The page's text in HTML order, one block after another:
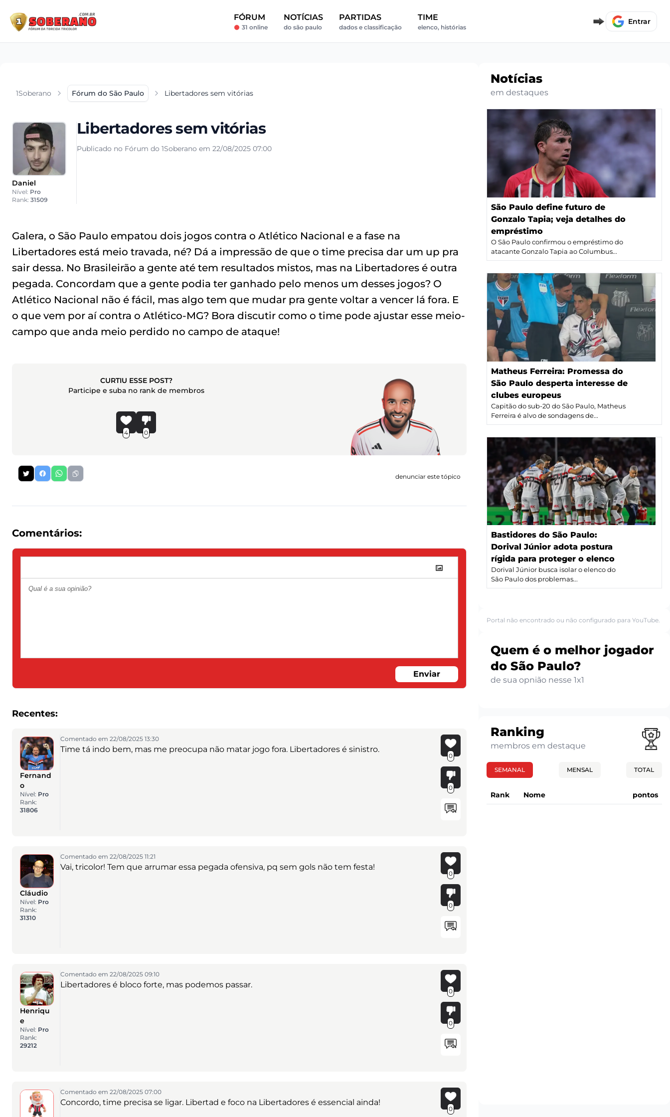
FÓRUM
31 online
NOTÍCIAS
do são paulo
PARTIDAS
dados e classificação
TIME
elenco, histórias
Entrar
1Soberano Fórum do São Paulo Libertadores sem vitórias
Daniel
Nível: Pro
Rank: 31509
Libertadores sem vitórias
Publicado no Fórum do 1Soberano em 22/08/2025 07:00
Galera, o São Paulo empatou dois jogos contra o Atlético Nacional e a fase na
Libertadores está meio travada, né? Dá a impressão de que o time precisa dar um up pra
sair dessa. No Brasileirão a gente até tem resultados mistos, mas na Libertadores é outra
pegada. Concordam que a gente podia ter ganhado pelo menos um desses jogos? O
Atlético Nacional não é fácil, mas algo tem que mudar pra gente voltar a vencer lá fora. E
o que vem por aí contra o Atlético-MG? Bora discutir como o time pode ajustar esse meio-
campo que anda meio perdido no campo de ataque!
CURTIU ESSE POST?
Participe e suba no rank de membros
4 0
denunciar este tópico
Comentários:
Enviar
Recentes:
Fernand
o
Nível: Pro
Rank:
31806
Comentado em 22/08/2025 13:30
Time tá indo bem, mas me preocupa não matar jogo fora. Libertadores é sinistro.
0
0
Cláudio
Nível: Pro
Rank:
31310
Comentado em 22/08/2025 11:21
Vai, tricolor! Tem que arrumar essa pegada ofensiva, pq sem gols não tem festa!
0
0
Henriqu
e
Nível: Pro
Rank:
29212
Comentado em 22/08/2025 09:10
Libertadores é bloco forte, mas podemos passar.
0
0
Comentado em 22/08/2025 07:00
Concordo, time precisa se ligar. Libertad e foco na Libertadores é essencial ainda!
0
Notícias
em destaques
São Paulo define futuro de
Gonzalo Tapia; veja detalhes do
empréstimo
O São Paulo confirmou o empréstimo do
atacante Gonzalo Tapia ao Columbus...
Matheus Ferreira: Promessa do
São Paulo desperta interesse de
clubes europeus
Capitão do sub-20 do São Paulo, Matheus
Ferreira é alvo de sondagens de...
Bastidores do São Paulo:
Dorival Júnior adota postura
rígida para proteger o elenco
Dorival Júnior busca isolar o elenco do
São Paulo dos problemas...
Portal não encontrado ou não configurado para YouTube.
Quem é o melhor jogador
do São Paulo?
de sua opnião nesse 1x1
Ranking
membros em destaque
SEMANAL MENSAL TOTAL
Rank Nome pontos